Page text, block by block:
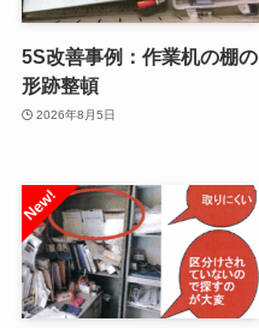
5S改善事例：作業机の棚の
形跡整頓
2026年8月5日